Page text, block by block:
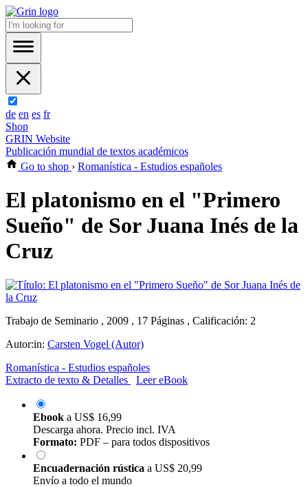
de en es fr
Shop
GRIN Website
Publicación mundial de textos académicos
Go to shop › Romanística - Estudios españoles
El platonismo en el "Primero
Sueño" de Sor Juana Inés de la
Cruz
Trabajo de Seminario , 2009 , 17 Páginas , Calificación: 2
Autor:in: Carsten Vogel (Autor)
Romanística - Estudios españoles
Extracto de texto & Detalles
Leer eBook
Ebook a US$ 16,99
Descarga ahora. Precio incl. IVA
Formato: PDF – para todos dispositivos
Encuadernación rústica a US$ 20,99
Envío a todo el mundo